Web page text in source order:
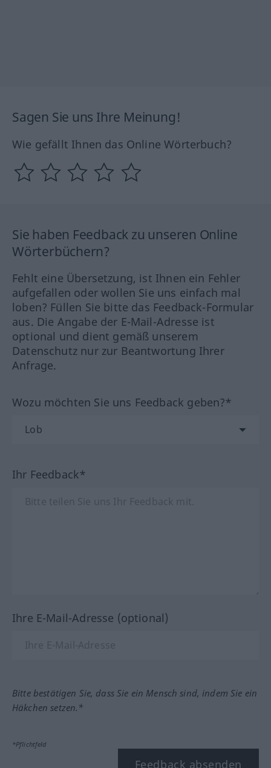
Sagen Sie uns Ihre Meinung!
Wie gefällt Ihnen das Online Wörterbuch?
Sie haben Feedback zu unseren Online
Wörterbüchern?
Fehlt eine Übersetzung, ist Ihnen ein Fehler
aufgefallen oder wollen Sie uns einfach mal
loben? Füllen Sie bitte das Feedback-Formular
aus. Die Angabe der E-Mail-Adresse ist
optional und dient gemäß unserem
Datenschutz nur zur Beantwortung Ihrer
Anfrage.
Wozu möchten Sie uns Feedback geben?*
Ihr Feedback*
Ihre E-Mail-Adresse (optional)
Bitte bestätigen Sie, dass Sie ein Mensch sind, indem Sie ein
Häkchen setzen.*
*Pflichtfeld
Feedback absenden